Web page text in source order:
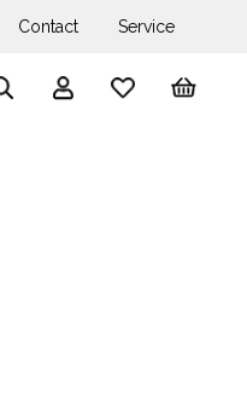
Contact Service
Search
Account